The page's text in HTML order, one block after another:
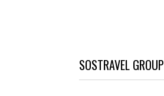
SOSTRAVEL GROUP